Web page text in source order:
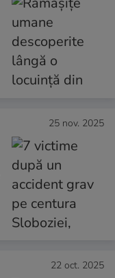
25 nov. 2025
22 oct. 2025